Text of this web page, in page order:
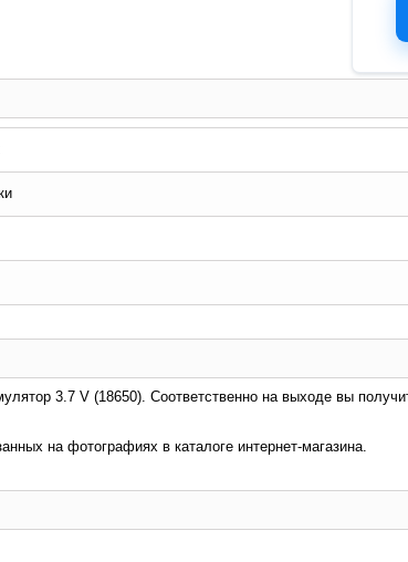
3.7 V (18650). Соответственно на выходе вы
на фотографиях в каталоге интернет-магазина.